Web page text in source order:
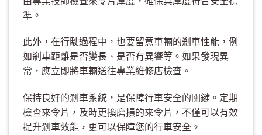
準。
此外，在行駛過程中，也要留意車輛的剎車性能，例
如剎車距離是否變長、是否有異響等。如果發現異
常，應立即將車輛送往專業維修店檢查。
保持良好的剎車系統，是保障行車安全的關鍵。定期
檢查來令片，及時更換磨損的來令片，不僅可以有效
提升剎車效能，更可以保障您的行車安全。